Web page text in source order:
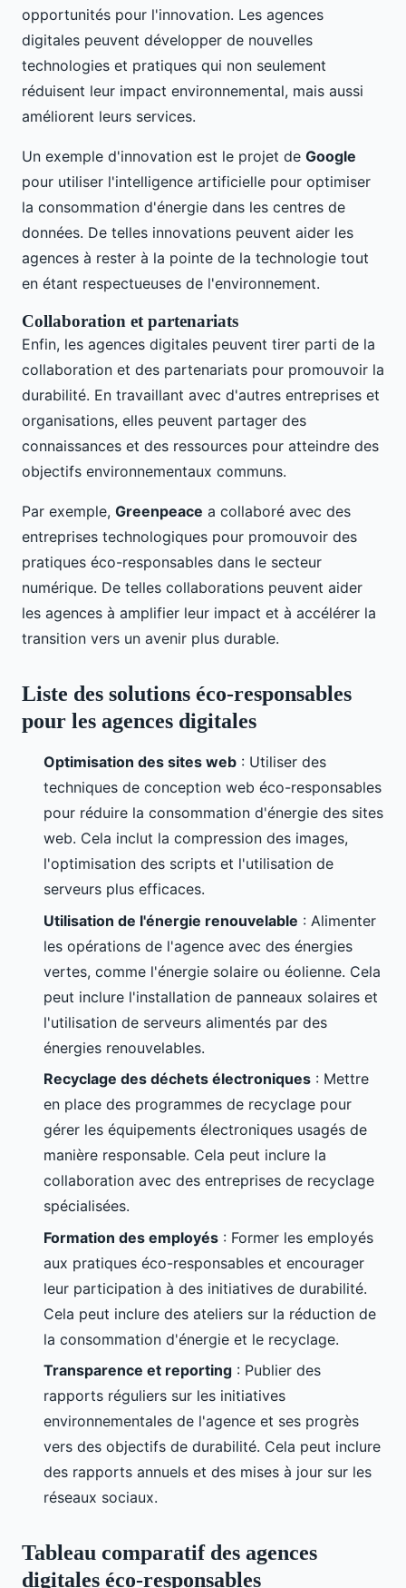
opportunités pour l'innovation. Les agences
digitales peuvent développer de nouvelles
technologies et pratiques qui non seulement
réduisent leur impact environnemental, mais aussi
améliorent leurs services.
Un exemple d'innovation est le projet de Google
pour utiliser l'intelligence artificielle pour optimiser
la consommation d'énergie dans les centres de
données. De telles innovations peuvent aider les
agences à rester à la pointe de la technologie tout
en étant respectueuses de l'environnement.
Collaboration et partenariats
Enfin, les agences digitales peuvent tirer parti de la
collaboration et des partenariats pour promouvoir la
durabilité. En travaillant avec d'autres entreprises et
organisations, elles peuvent partager des
connaissances et des ressources pour atteindre des
objectifs environnementaux communs.
Par exemple, Greenpeace a collaboré avec des
entreprises technologiques pour promouvoir des
pratiques éco-responsables dans le secteur
numérique. De telles collaborations peuvent aider
les agences à amplifier leur impact et à accélérer la
transition vers un avenir plus durable.
Liste des solutions éco-responsables
pour les agences digitales
Optimisation des sites web : Utiliser des
techniques de conception web éco-responsables
pour réduire la consommation d'énergie des sites
web. Cela inclut la compression des images,
l'optimisation des scripts et l'utilisation de
serveurs plus efficaces.
Utilisation de l'énergie renouvelable : Alimenter
les opérations de l'agence avec des énergies
vertes, comme l'énergie solaire ou éolienne. Cela
peut inclure l'installation de panneaux solaires et
l'utilisation de serveurs alimentés par des
énergies renouvelables.
Recyclage des déchets électroniques : Mettre
en place des programmes de recyclage pour
gérer les équipements électroniques usagés de
manière responsable. Cela peut inclure la
collaboration avec des entreprises de recyclage
spécialisées.
Formation des employés : Former les employés
aux pratiques éco-responsables et encourager
leur participation à des initiatives de durabilité.
Cela peut inclure des ateliers sur la réduction de
la consommation d'énergie et le recyclage.
Transparence et reporting : Publier des
rapports réguliers sur les initiatives
environnementales de l'agence et ses progrès
vers des objectifs de durabilité. Cela peut inclure
des rapports annuels et des mises à jour sur les
réseaux sociaux.
Tableau comparatif des agences
digitales éco-responsables